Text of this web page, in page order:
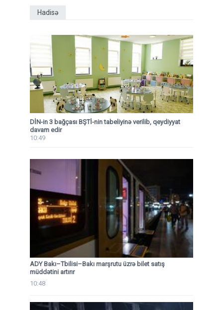
Hadisə
DİN-in 3 bağçası BŞTİ-nin tabeliyinə verilib, qeydiyyat
davam edir
10:49
ADY Bakı–Tbilisi–Bakı marşrutu üzrə bilet satış
müddətini artırır
10:48